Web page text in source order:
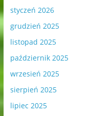
styczeń 2026
grudzień 2025
listopad 2025
październik 2025
wrzesień 2025
sierpień 2025
lipiec 2025